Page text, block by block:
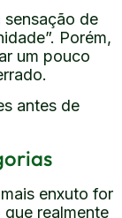
de
Porém,
um pouco
antes de
enxuto for
realmente